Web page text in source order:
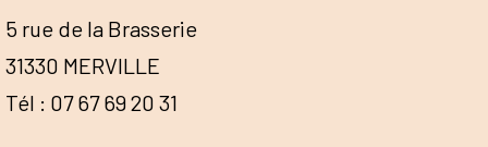
5 rue de la Brasserie
31330 MERVILLE
Tél : 07 67 69 20 31